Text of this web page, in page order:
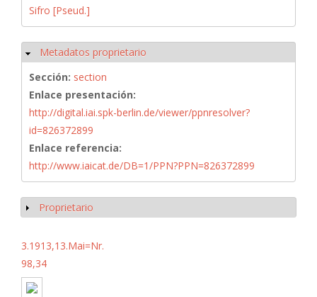
Sifro [Pseud.]
Ocultar
Metadatos proprietario
Sección: section
Enlace presentación:
http://digital.iai.spk-berlin.de/viewer/ppnresolver?
id=826372899
Enlace referencia:
http://www.iaicat.de/DB=1/PPN?PPN=826372899
Mostrar
Proprietario
3.1913,13.Mai=Nr.
98,34